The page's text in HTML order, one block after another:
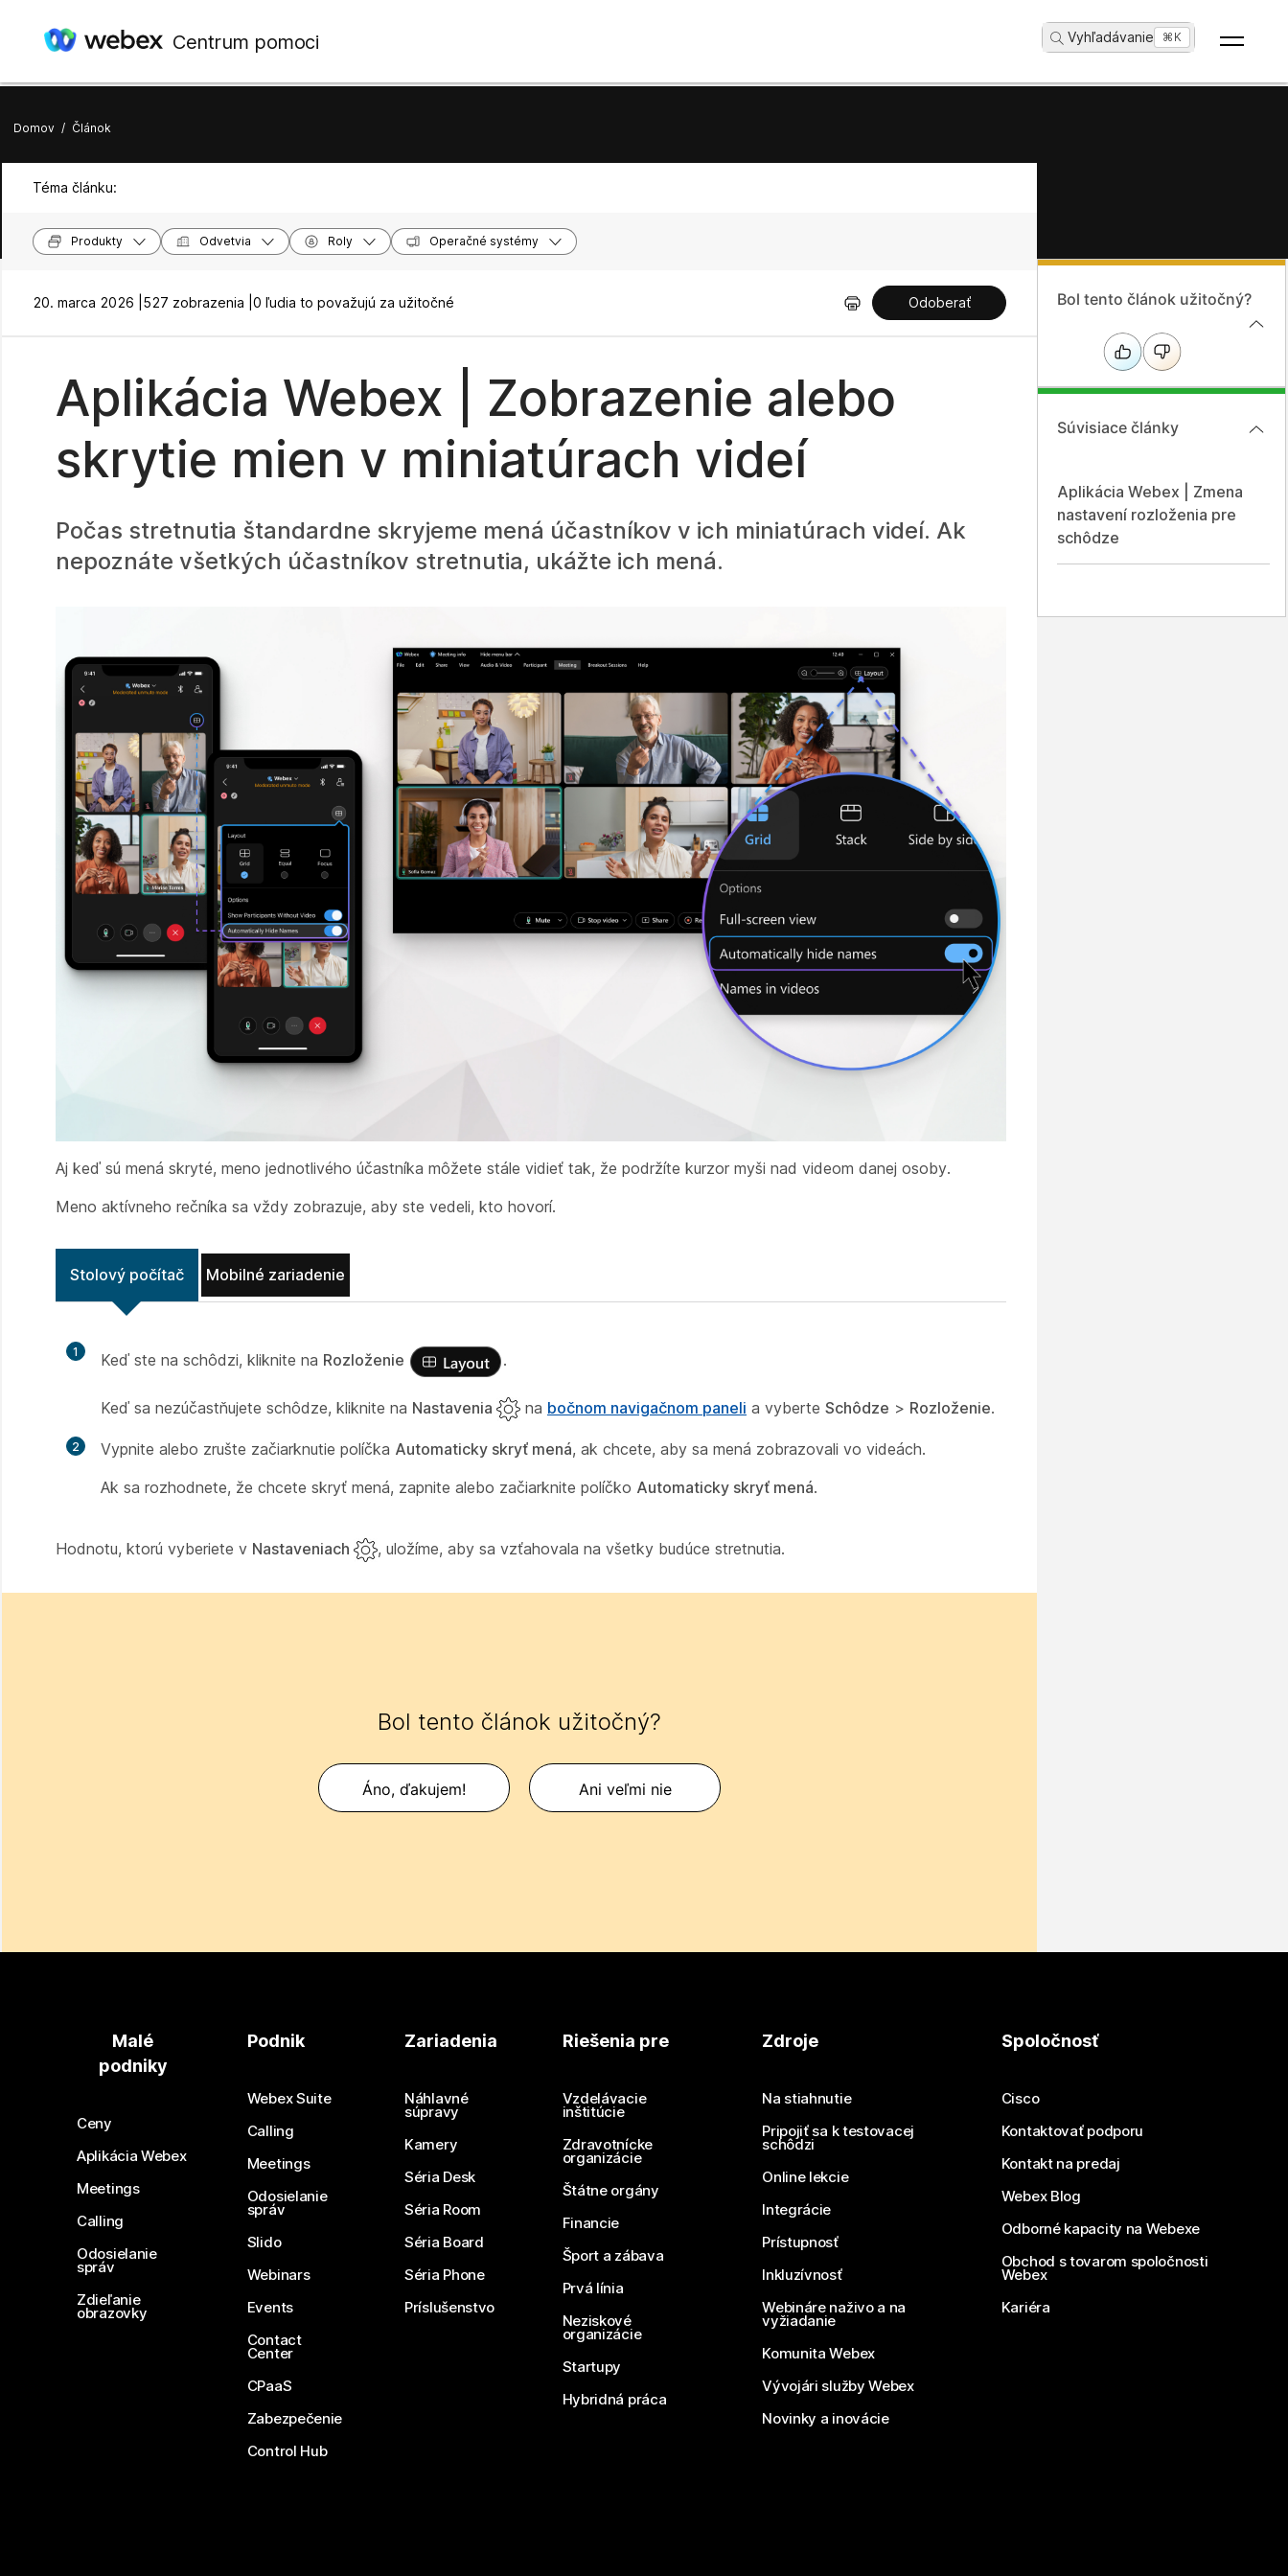
Centrum pomoci Vyhľadávanie ...⌘K
Domov / Článok
Téma článku:
Produkty Odvetvia Roly Operačné systémy
20. marca 2026 | 527 zobrazenia | 0 ľudia to považujú za užitočné Odoberať
Aplikácia Webex | Zobrazenie alebo
skrytie mien v miniatúrach videí
Počas stretnutia štandardne skryjeme mená účastníkov v ich miniatúrach videí. Ak
nepoznáte všetkých účastníkov stretnutia, ukážte ich mená.
Aj keď sú mená skryté, meno jednotlivého účastníka môžete stále vidieť tak, že podržíte kurzor myši nad videom danej osoby.
Meno aktívneho rečníka sa vždy zobrazuje, aby ste vedeli, kto hovorí.
Stolový počítač Mobilné zariadenie
1 Keď ste na schôdzi, kliknite na Rozloženie .
Keď sa nezúčastňujete schôdze, kliknite na Nastavenia na bočnom navigačnom paneli a vyberte Schôdze > Rozloženie.
2 Vypnite alebo zrušte začiarknutie políčka Automaticky skryť mená, ak chcete, aby sa mená zobrazovali vo videách.
Ak sa rozhodnete, že chcete skryť mená, zapnite alebo začiarknite políčko Automaticky skryť mená.
Hodnotu, ktorú vyberiete v Nastaveniach , uložíme, aby sa vzťahovala na všetky budúce stretnutia.
Bol tento článok užitočný?
Áno, ďakujem! Ani veľmi nie
Bol tento článok užitočný?
Súvisiace články
Aplikácia Webex | Zmena
nastavení rozloženia pre
schôdze
Malé
podniky
Ceny
Aplikácia Webex
Meetings
Calling
Odosielanie
správ
Zdieľanie
obrazovky
Podnik
Webex Suite
Calling
Meetings
Odosielanie
správ
Slido
Webinars
Events
Contact
Center
CPaaS
Zabezpečenie
Control Hub
Zariadenia
Náhlavné
súpravy
Kamery
Séria Desk
Séria Room
Séria Board
Séria Phone
Príslušenstvo
Riešenia pre
Vzdelávacie
inštitúcie
Zdravotnícke
organizácie
Štátne orgány
Financie
Šport a zábava
Prvá línia
Neziskové
organizácie
Startupy
Hybridná práca
Zdroje
Na stiahnutie
Pripojiť sa k testovacej
schôdzi
Online lekcie
Integrácie
Prístupnosť
Inkluzívnosť
Webináre naživo a na
vyžiadanie
Komunita Webex
Vývojári služby Webex
Novinky a inovácie
Spoločnosť
Cisco
Kontaktovať podporu
Kontakt na predaj
Webex Blog
Odborné kapacity na Webexe
Obchod s tovarom spoločnosti
Webex
Kariéra